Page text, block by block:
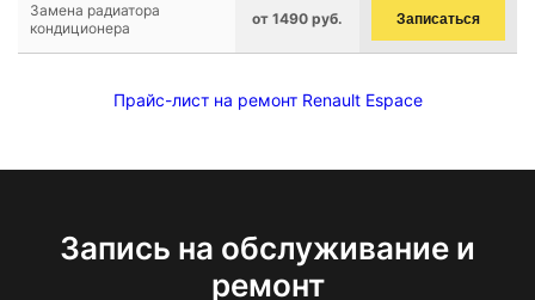
Замена радиатора
кондиционера
от 1490 руб. Записаться
Прайс-лист на ремонт Renault Espace
Запись на обслуживание и
ремонт